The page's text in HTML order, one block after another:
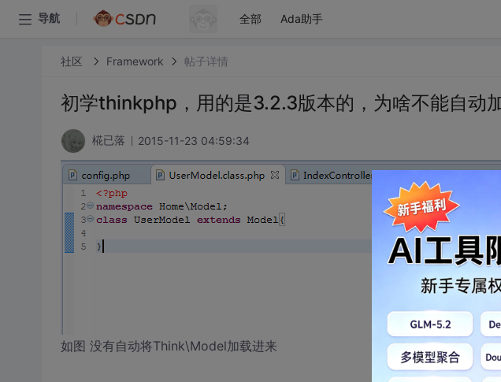
导航 全部 Ada助手
社区 Framework 帖子详情
初学thinkphp，用的是3.2.3版本的，为啥不能自动
椛已落 2015-11-23 04:59:34
如图 没有自动将Think\Model加载进来